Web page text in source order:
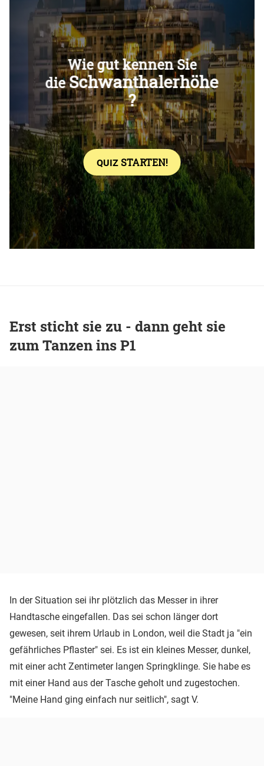
Überspringen
Erst sticht sie zu - dann geht sie
zum Tanzen ins P1
In der Situation sei ihr plötzlich das Messer in ihrer
Handtasche eingefallen. Das sei schon länger dort
gewesen, seit ihrem Urlaub in London, weil die Stadt ja "ein
gefährliches Pflaster" sei. Es ist ein kleines Messer, dunkel,
mit einer acht Zentimeter langen Springklinge. Sie habe es
mit einer Hand aus der Tasche geholt und zugestochen.
"Meine Hand ging einfach nur seitlich", sagt V.